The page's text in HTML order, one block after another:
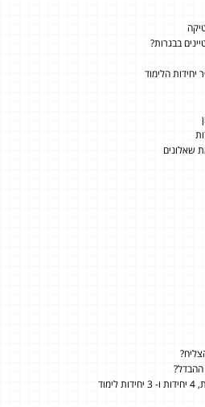
בבגרות?
יחידות הלימוד
שאלונים